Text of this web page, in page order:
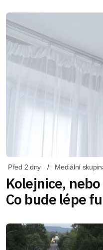
Před 2 dny Mediální
Kolejnice,
Co bude lépe